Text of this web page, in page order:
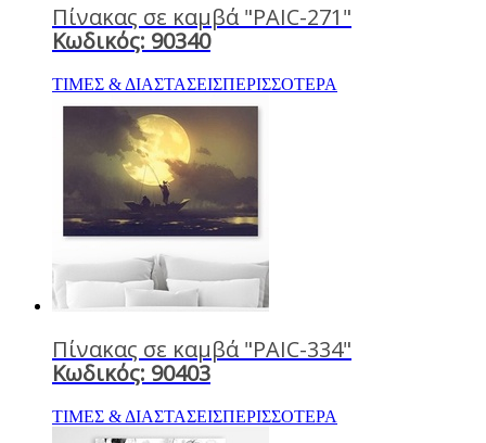
Πίνακας σε καμβά "PAIC-271"
Κωδικός: 90340
ΤΙΜΕΣ & ΔΙΑΣΤΑΣΕΙΣΠΕΡΙΣΣΟΤΕΡΑ
Πίνακας σε καμβά "PAIC-334"
Κωδικός: 90403
ΤΙΜΕΣ & ΔΙΑΣΤΑΣΕΙΣΠΕΡΙΣΣΟΤΕΡΑ